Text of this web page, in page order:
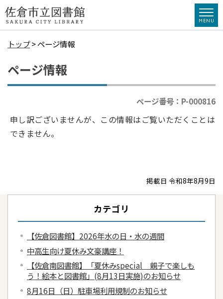
トップ> ページ情報
ページ情報
ページ番号：P-000816
申し訳ございませんが、この情報はご覧いただくことは
できません。
掲載日 令和8年8月9日
カテゴリ
【佐倉図書館】2026年水の日・水の週間
中高生向け夏休み文豪講座！
【佐倉南図書館】「夏休みspecial 親子で楽しも
う！絵本と図書館」(8月13日実施)のお知らせ
8月16日（日）駐車場利用規制のお知らせ